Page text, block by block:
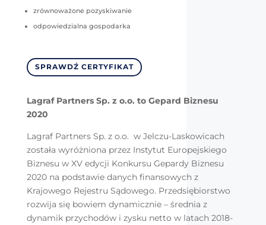
zrównoważone pozyskiwanie
odpowiedzialna gospodarka
SPRAWDŹ CERTYFIKAT
Lagraf Partners Sp. z o.o. to Gepard Biznesu
2020
Lagraf Partners Sp. z o.o. w Jelczu-Laskowicach
została wyróżniona przez Instytut Europejskiego
Biznesu w XV edycji Konkursu Gepardy Biznesu
2020 na podstawie danych finansowych z
Krajowego Rejestru Sądowego. Przedsiębiorstwo
rozwija się bowiem dynamicznie – średnia z
dynamik przychodów i zysku netto w latach 2018-